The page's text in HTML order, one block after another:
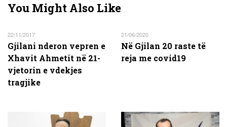
You Might Also Like
22/11/2017
Gjilani nderon vepren e
Xhavit Ahmetit në 21-
vjetorin e vdekjes
tragjike
21/06/2020
Në Gjilan 20 raste të
reja me covid19